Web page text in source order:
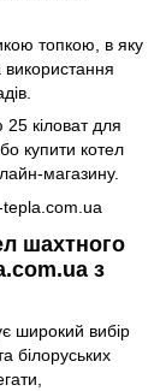
топкою, в яку
кіловат для
купити котел
магазину.
шахтного
з
широкий вибір
білоруських